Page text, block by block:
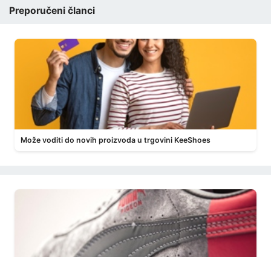
Preporučeni članci
Može voditi do novih proizvoda u trgovini KeeShoes